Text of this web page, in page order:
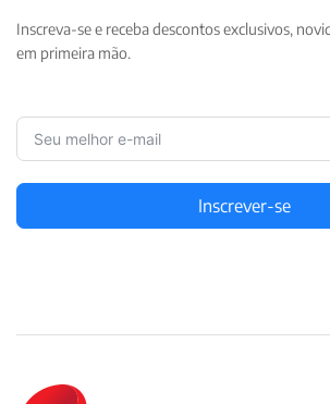
Inscreva-se e receba descontos exclusivos,
em primeira mão.
Inscrever-se